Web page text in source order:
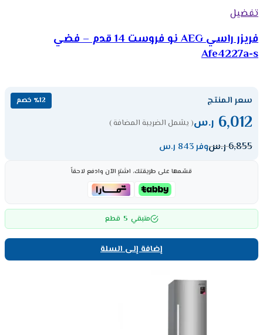
تفضيل
فريزر راسي AEG نو فروست 14 قدم – فضي
Afe4227a-s
سعر المنتج ٪12 خصم
6,012 ر.س( يشمل الضريبة المضافة )
6,855ر.سوفر 843 ر.س
قسّمها على طريقتك، اشترِ الآن وادفع لاحقاً
متبقي 5 قطع
إضافة إلى السلة